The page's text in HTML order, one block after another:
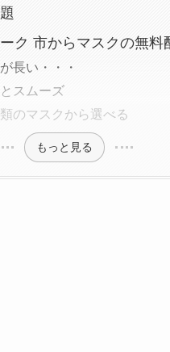
ク 市からマスクの無料
長い・・・
スムーズ
のマスクから選べる
もっと見る